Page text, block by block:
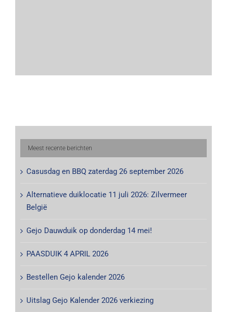
Meest recente berichten
Casusdag en BBQ zaterdag 26 september 2026
Alternatieve duiklocatie 11 juli 2026: Zilvermeer
België
Gejo Dauwduik op donderdag 14 mei!
PAASDUIK 4 APRIL 2026
Bestellen Gejo kalender 2026
Uitslag Gejo Kalender 2026 verkiezing